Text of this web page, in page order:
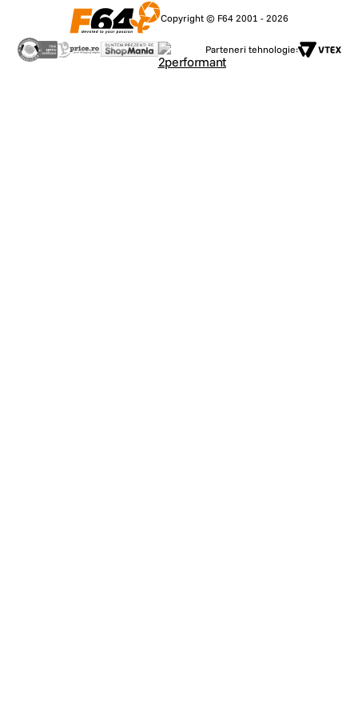
Copyright © F64 2001 - 2026
Parteneri tehnologie: